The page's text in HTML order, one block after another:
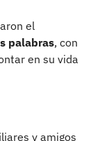
el
palabras, con
en su vida
y amigos